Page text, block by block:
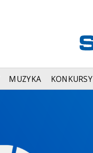
MUZYKA KONKURSY